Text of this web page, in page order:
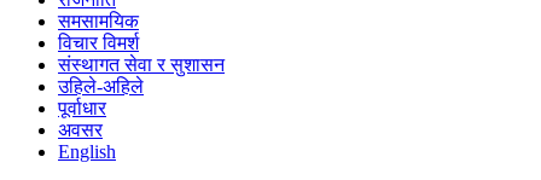
समसामयिक
विचार विमर्श
संस्थागत सेवा र सुशासन
उहिले-अहिले
पूर्वाधार
अवसर
English